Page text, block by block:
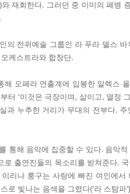
와 재회한다. 그러던 중 미미의 폐병
의 전위예술 그룹인 라 푸라 델스
케스트라와 합창단.
해 오페라 연출계에 입봉한 알렉스
부터 ‘이것은 극장이며, 삶이고, 열정
과 누추한 거리가 무대의 전부다.
통해 음악에 집중할 수 있다. 음악
로 출연진들의 목소리를 받쳐준다.
이리나 룽구는 사랑에 빠진 여인에
로 빛나는 음색을 그렸다(‘라 스탐